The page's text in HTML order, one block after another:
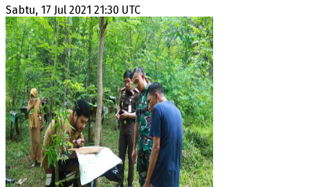
Sabtu, 17 Jul 2021 21:30 UTC